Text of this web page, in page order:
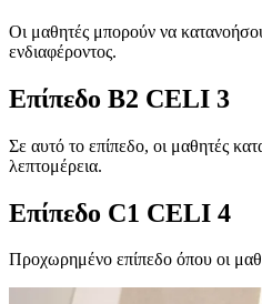
Οι μαθητές μπορούν να
ενδιαφέροντος.
Επίπεδο B2 CELI 3
Σε αυτό το επίπεδο, οι μαθητές
λεπτομέρεια.
Επίπεδο C1 CELI 4
Προχωρημένο επίπεδο όπου οι